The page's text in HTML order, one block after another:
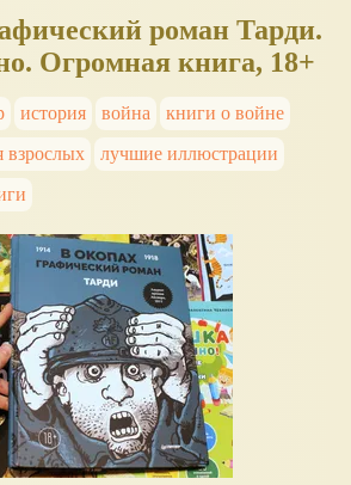
роман Тарди.
Огромная книга, 18+
история война
книги о войне
взрослых
лучшие иллюстрации